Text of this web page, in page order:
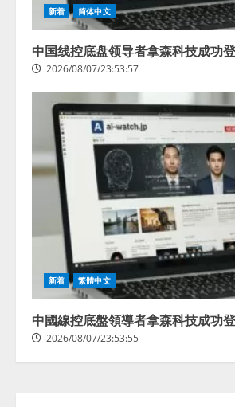
新着 简体中文
中国线控底盘领导者拿森科技成功
2026/08/07/23:53:57
新着 繁體中文
中國線控底盤領導者拿森科技成功
2026/08/07/23:53:55
2
lmessage、MCP
し、AIから設定操
拡充
2026/08/07/
3
【2026年企業の
する調査】AIを
きている企業は
業の68.0％が、
活用は「上手くい
答
ナレッジワーク